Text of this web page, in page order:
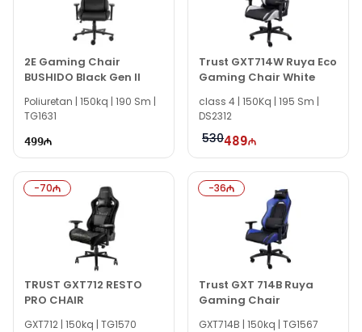
2E Gaming Chair
BUSHIDO Black Gen II
Poliuretan | 150kq | 190 Sm |
TG1631
499
Trust GXT714W Ruya Eco
Gaming Chair White
class 4 | 150Kq | 195 Sm |
DS2312
530489
-70
TRUST GXT712 RESTO
PRO CHAIR
GXT712 | 150kq | TG1570
-36
Trust GXT 714B Ruya
Gaming Chair
GXT714B | 150kq | TG1567